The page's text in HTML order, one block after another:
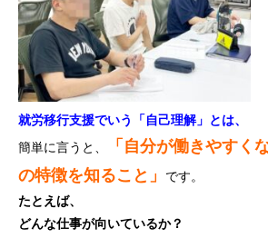
就労移行支援でいう「自己理解」とは、
簡単に言うと、
「自分が働きやすく
の特徴を知ること」
です。
たとえば、
どんな仕事が向いているか？